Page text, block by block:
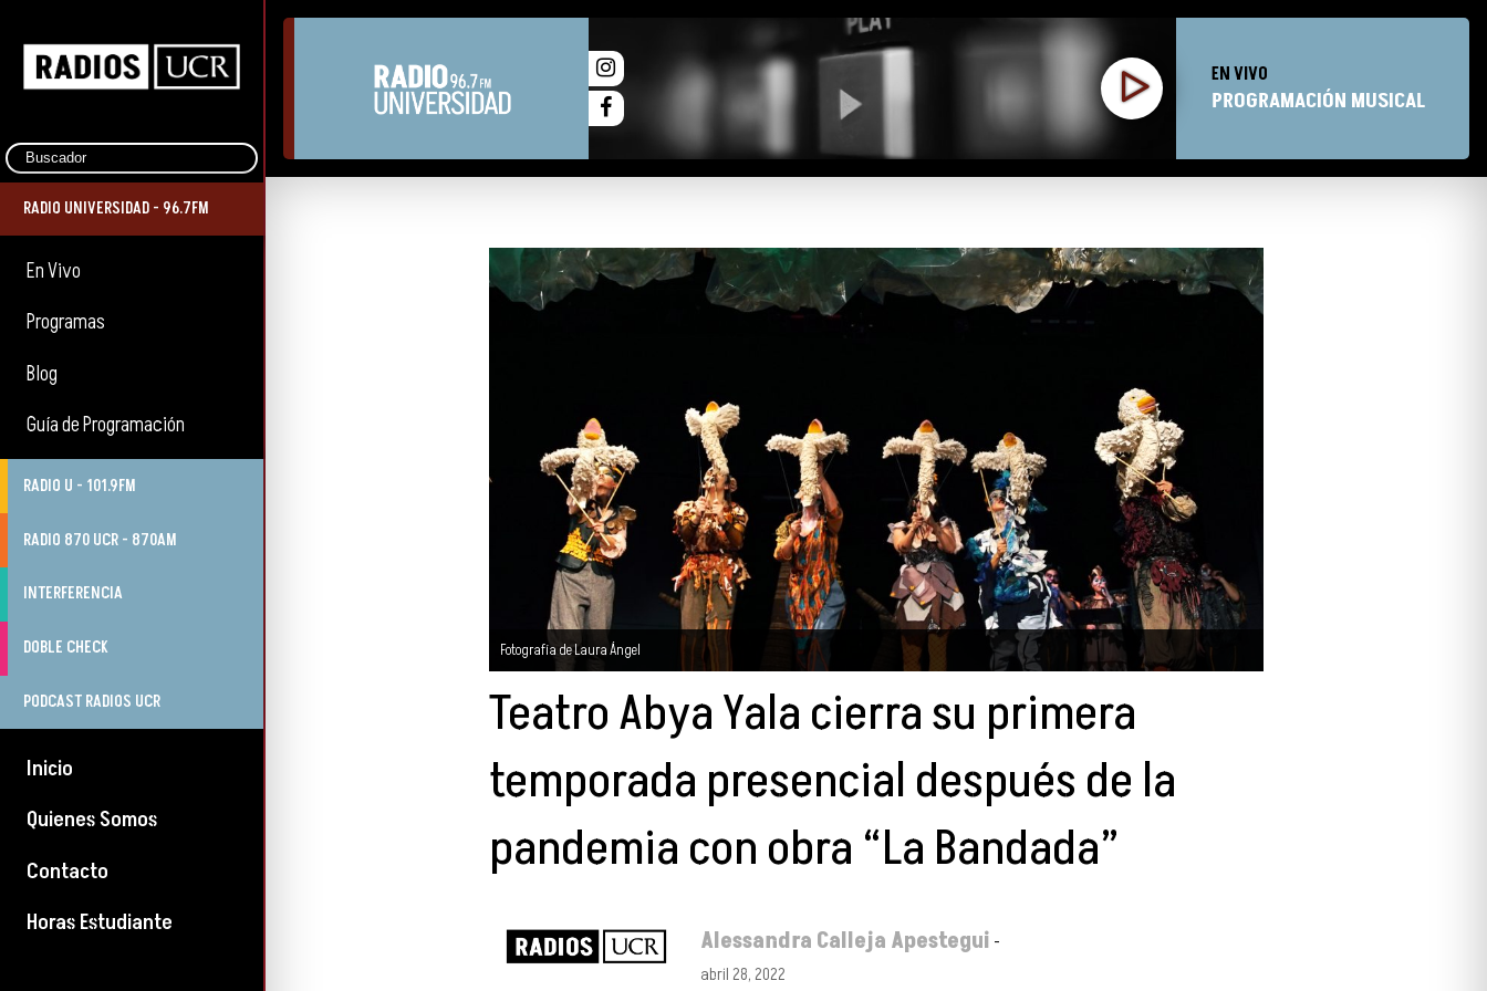
RADIO UNIVERSIDAD - 96.7FM
En Vivo
Programas
Blog
Guía de Programación
RADIO U - 101.9FM
RADIO 870 UCR - 870AM
INTERFERENCIA
DOBLE CHECK
PODCAST RADIOS UCR
Inicio
Quienes Somos
Contacto
Horas Estudiante
EN VIVO
PROGRAMACIÓN MUSICAL
Fotografía de Laura Ángel
Teatro Abya Yala cierra su primera
temporada presencial después de la
pandemia con obra “La Bandada”
Alessandra Calleja Apestegui -
abril 28, 2022